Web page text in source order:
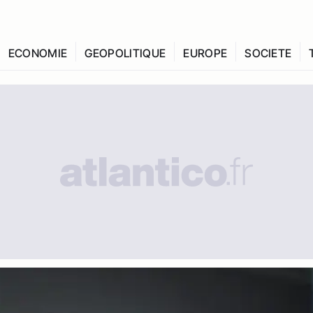
ECONOMIE GEOPOLITIQUE EUROPE SOCIETE